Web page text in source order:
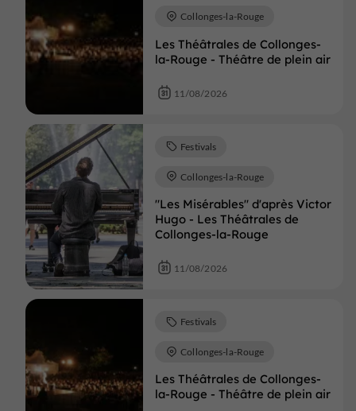
Les Théâtrales de Collonges-
la-Rouge - Théâtre de plein air
Collonges-la-Rouge
11/08/2026
"Les Misérables" d'après Victor
Hugo - Les Théâtrales de
Collonges-la-Rouge
Festivals
Collonges-la-Rouge
11/08/2026
Les Théâtrales de Collonges-
la-Rouge - Théâtre de plein air
Festivals
Collonges-la-Rouge